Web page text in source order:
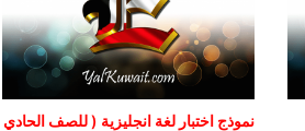
نموذج اختبار لغة انجليزية ( للصف الحادي